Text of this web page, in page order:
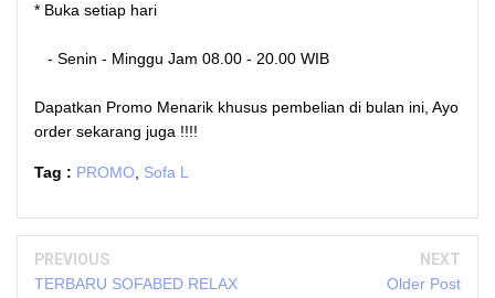
* Buka setiap hari
- Senin - Minggu Jam 08.00 - 20.00 WIB
Dapatkan Promo Menarik khusus pembelian di bulan ini, Ayo
order sekarang juga !!!!
Tag : PROMO Sofa L
PREVIOUS
TERBARU SOFABED RELAX
NEXT
Older Post